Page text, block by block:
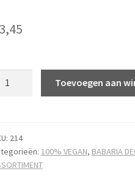
3,45
Toevoegen aan
214
100% VEGAN, BABARIA